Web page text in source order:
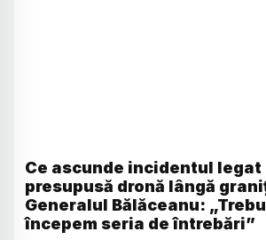
Ce ascunde incidentul legat
presupusă dronă lângă
Generalul Bălăceanu:
începem seria de întrebări”